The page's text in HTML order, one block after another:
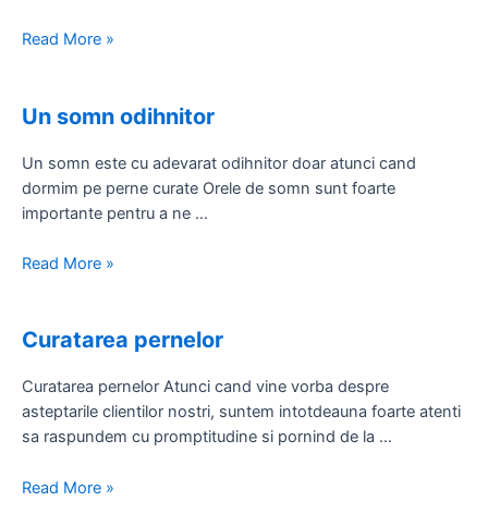
De
importanta
Read More »
Un somn odihnitor
Un somn este cu adevarat odihnitor doar atunci cand
dormim pe perne curate Orele de somn sunt foarte
importante pentru a ne …
Un
Read More »
Curatarea pernelor
Curatarea pernelor Atunci cand vine vorba despre
asteptarile clientilor nostri, suntem intotdeauna foarte atenti
sa raspundem cu promptitudine si pornind de la …
Curatarea
Read More »